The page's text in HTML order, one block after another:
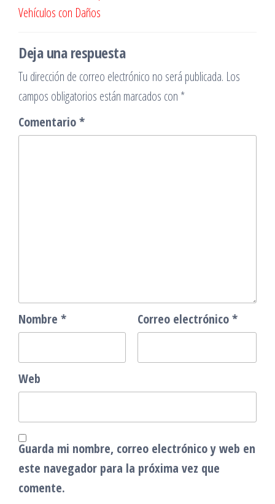
entradas
Vehículos con Daños
Deja una respuesta
Tu dirección de correo electrónico no será publicada. Los
campos obligatorios están marcados con *
Comentario*
Nombre * Correo electrónico*
Web
Guarda mi nombre, correo electrónico y web en
este navegador para la próxima vez que
comente.